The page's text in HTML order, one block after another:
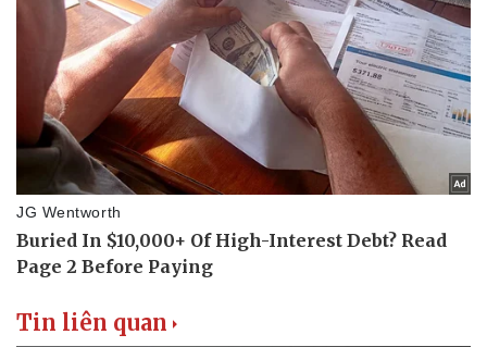
Tin liên quan